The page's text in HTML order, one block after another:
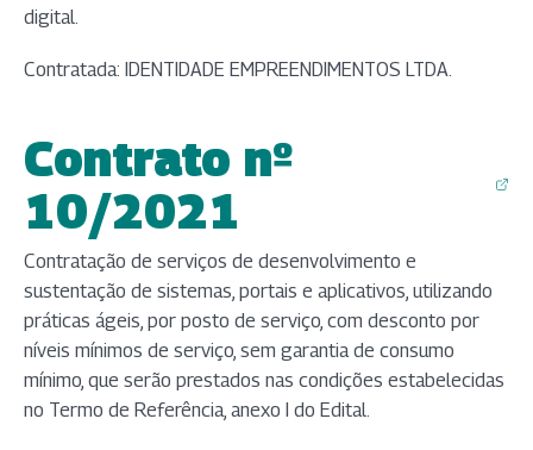
digital.
Contratada: IDENTIDADE EMPREENDIMENTOS LTDA​.
Contrato nº
10/2021
(abre em nova aba)
Contratação de serviços de desenvolvimento e
sustentação de sistemas, portais e aplicativos, utilizando
práticas ágeis, por posto de serviço, com desconto por
níveis mínimos de serviço, sem garantia de consumo
mínimo, que serão prestados nas condições estabelecidas
no Termo de Referência, anexo I do Edital.